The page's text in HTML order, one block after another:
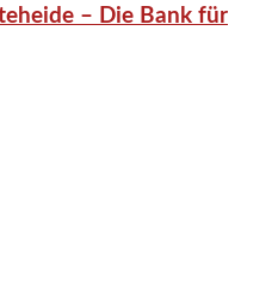
– Die Bank für